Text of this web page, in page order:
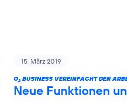
15. März 2019
O2 BUSINESS VEREINFACHT DEN
Neue Funktionen